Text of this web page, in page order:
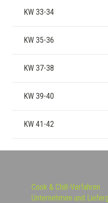
KW 33-34
KW 35-36
KW 37-38
KW 39-40
KW 41-42
Cook & Chill-Verfahren
Unternehmen und